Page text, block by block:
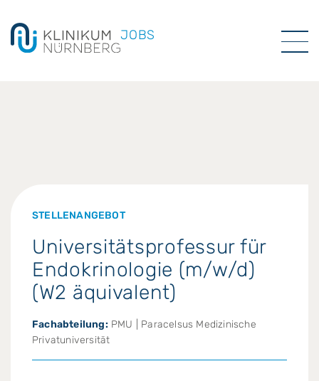
JOBS
STELLENANGEBOT
Universitätsprofessur für
Endokrinologie (m/w/d)
(W2 äquivalent)
Fachabteilung:PMU | Paracelsus Medizinische
Privatuniversität